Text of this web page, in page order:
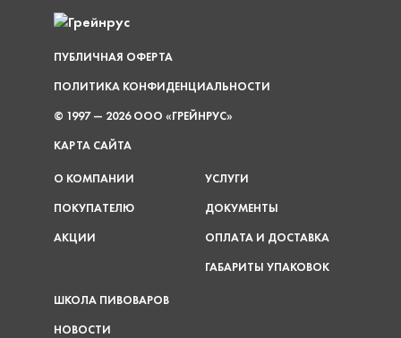
ПУБЛИЧНАЯ ОФЕРТА
ПОЛИТИКА КОНФИДЕНЦИАЛЬНОСТИ
© 1997 — 2026 ООО «ГРЕЙНРУС»
КАРТА САЙТА
О КОМПАНИИ
ПОКУПАТЕЛЮ
АКЦИИ
УСЛУГИ
ДОКУМЕНТЫ
ОПЛАТА И ДОСТАВКА
ГАБАРИТЫ УПАКОВОК
ШКОЛА ПИВОВАРОВ
НОВОСТИ